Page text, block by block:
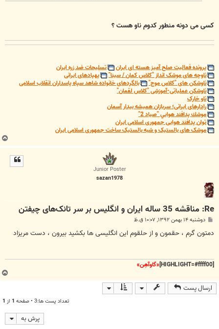
کسی می دونه منطور کدوم ناو هست ؟
پرونده فعالیت صلح آمیز هسته ای ایران
تسلیحات ضد زره ایران
ناوچه های موشک انداز "کلاس کمان / سینا"
پهپادهای ایرانی
ناوشکن های "کلاس موج"
بالگردهای خانواده شاهد سپاه پاسداران انقلاب اسلامی
ناوشکن عملیاتی-آموزشی "کلاس لقمان"
ناو خارک
رادارهای ایرانی؛ سربازان همیشه بیدار آسمان
موشك پدافند هوايي "صياد 2"
توان پدافند هوایی جمهوری اسلامی ایران
موشک های بالستیک و شبه بالستیک ساخت جمهوری اسلامی ایران
Junior Poster
sazan1978
Re: مناقشه 35 ساله ایران و انگلیس بر سر تانک‌های چیفتن
ت
دوشنبه ۱۴ بهمن ۱۳۹۲, ۱۰:۰۷ ق.ظ
دمتون گرم ، حقمون و از حلقوم اين انگلیسی ها بکشيد بيرون ، دست مريزاد
[HIGHLIGHT=#ffff00]
«گاوآهِن»
ارسال پست
تعداد پست ها:3 • صفحه 1 از 1
پرش به